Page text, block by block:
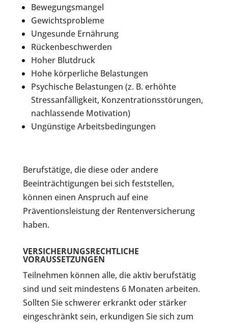
Bewegungsmangel
Gewichtsprobleme
Ungesunde Ernährung
Rückenbeschwerden
Hoher Blutdruck
Hohe körperliche Belastungen
Psychische Belastungen (z. B. erhöhte
Stressanfälligkeit, Konzentrationsstörungen,
nachlassende Motivation)
Ungünstige Arbeitsbedingungen
Berufstätige, die diese oder andere
Beeinträchtigungen bei sich feststellen,
können einen Anspruch auf eine
Präventionsleistung der Rentenversicherung
haben.
VERSICHERUNGSRECHTLICHE
VORAUSSETZUNGEN
Teilnehmen können alle, die aktiv berufstätig
sind und seit mindestens 6 Monaten arbeiten.
Sollten Sie schwerer erkrankt oder stärker
eingeschränkt sein, erkundigen Sie sich zum